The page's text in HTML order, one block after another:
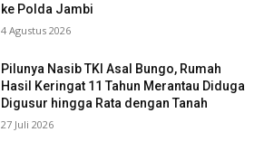
ke Polda Jambi
4 Agustus 2026
Pilunya Nasib TKI Asal Bungo, Rumah
Hasil Keringat 11 Tahun Merantau Diduga
Digusur hingga Rata dengan Tanah
27 Juli 2026